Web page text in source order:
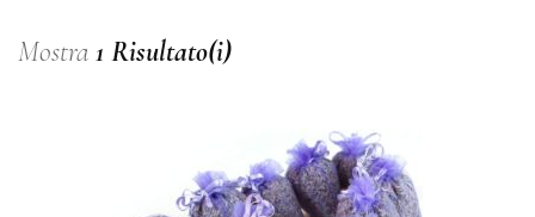
Mostra 1 Risultato(i)